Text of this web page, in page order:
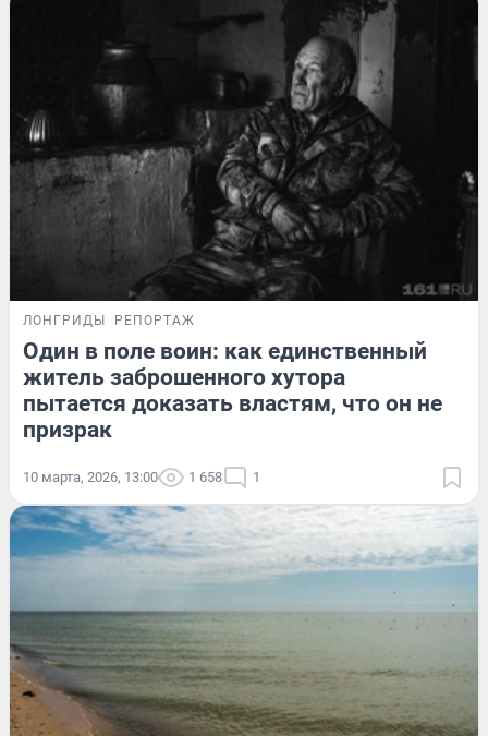
ЛОНГРИДЫ РЕПОРТАЖ
Один в поле воин: как единственный
житель заброшенного хутора
пытается доказать властям, что он не
призрак
10 марта, 2026, 13:00 1 658 1